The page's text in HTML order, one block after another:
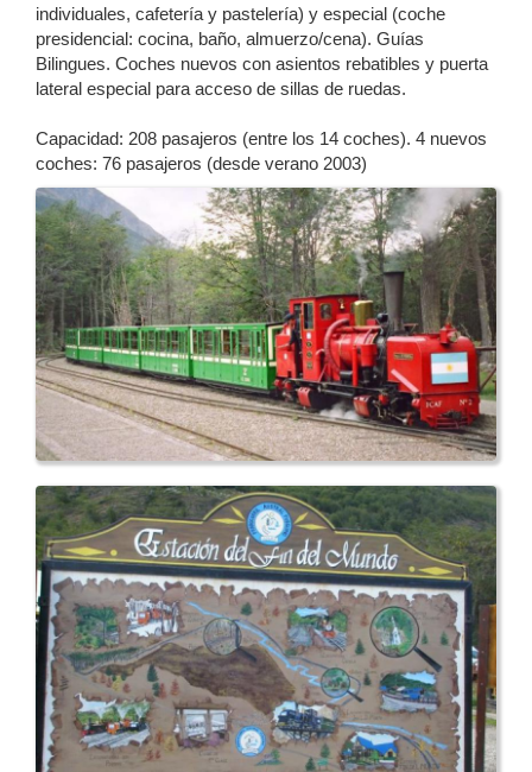
individuales, cafetería y pastelería) y especial (coche
presidencial: cocina, baño, almuerzo/cena). Guías
Bilingues. Coches nuevos con asientos rebatibles y puerta
lateral especial para acceso de sillas de ruedas.
Capacidad: 208 pasajeros (entre los 14 coches). 4 nuevos
coches: 76 pasajeros (desde verano 2003)